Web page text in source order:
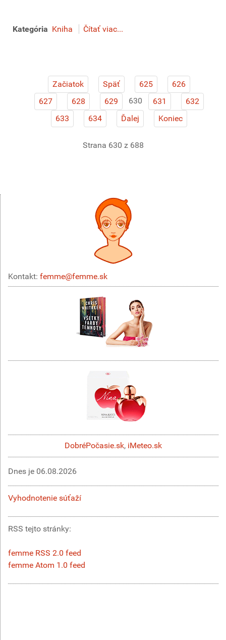
Kategória Kniha Čítať viac...
Začiatok Späť 625
626
627
628 629 630 631
632
633
634 Ďalej Koniec
Strana 630 z 688
Kontakt: femme@femme.sk
DobréPočasie.sk, iMeteo.sk
Dnes je 06.08.2026
Vyhodnotenie súťaží
RSS tejto stránky:
femme RSS 2.0 feed
femme Atom 1.0 feed